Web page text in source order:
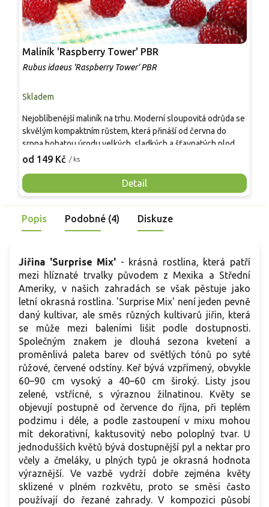
Maliník 'Raspberry Tower' PBR
Rubus idaeus 'Raspberry Tower' PBR
Skladem
od 149 Kč / ks
Detail
Nejoblíbenější maliník na trhu. Moderní sloupovitá odrůda se
skvělým kompaktním růstem, která přináší od června do
srpna bohatou úrodu velkých, sladkých a šťavnatých plodů.
Pevné vzpřímené výhony tvoří elegantní habitus bez
Mrazuvzdornost do −25 °C a spolehlivá vitalita z něj dělají
skvělou volbu pro každého pěstitele.
Popis Podobné (4) Diskuze
Jiřina 'Surprise Mix' - krásná rostlina, která patří
mezi hlíznaté trvalky původem z Mexika a Střední
Ameriky, v našich zahradách se však pěstuje jako
letní okrasná rostlina. 'Surprise Mix' není jeden pevně
daný kultivar, ale směs různých kultivarů jiřin, která
se může mezi baleními lišit podle dostupnosti.
Společným znakem je dlouhá sezona kvetení a
proměnlivá paleta barev od světlých tónů po syté
růžové, červené odstíny. Keř bývá vzpřímený, obvykle
60–90 cm vysoký a 40–60 cm široký. Listy jsou
zelené, vstřícné, s výraznou žilnatinou. Květy se
objevují postupně od července do října, při teplém
podzimu i déle, a podle zastoupení v mixu mohou
mít dekorativní, kaktusovitý nebo poloplný tvar. U
jednodušších květů bývá dostupnější pyl a nektar pro
včely a čmeláky, u plných typů je okrasná hodnota
výraznější. Ve vazbě vydrží dobře zejména květy
sklizené v plném rozkvětu, proto se směsi často
používají do řezané zahrady. V kompozici působí